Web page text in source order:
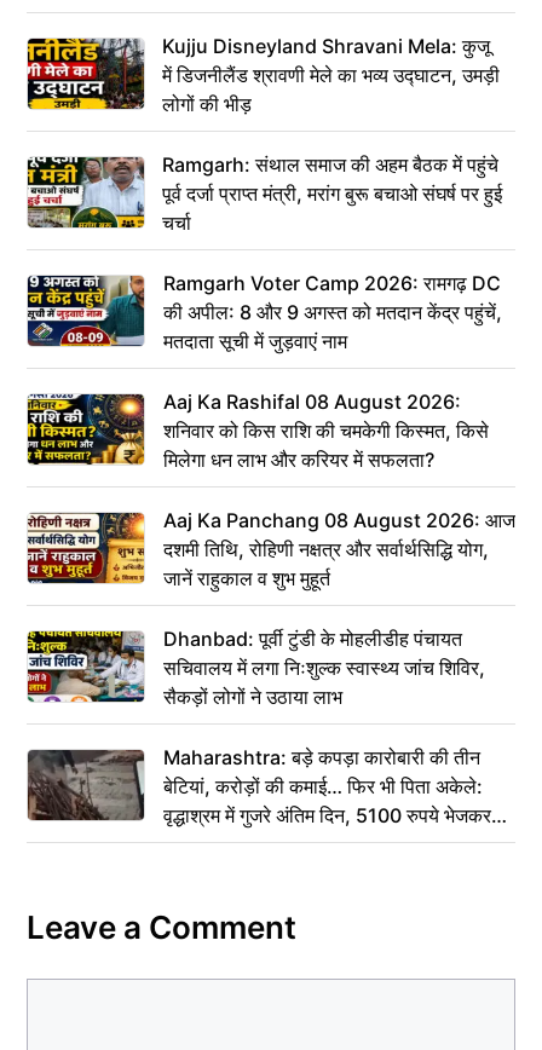
ठंडी!
Kujju Disneyland Shravani Mela: कुजू
में डिजनीलैंड श्रावणी मेले का भव्य उद्घाटन, उमड़ी
लोगों की भीड़
Ramgarh: संथाल समाज की अहम बैठक में पहुंचे
पूर्व दर्जा प्राप्त मंत्री, मरांग बुरू बचाओ संघर्ष पर हुई
चर्चा
Ramgarh Voter Camp 2026: रामगढ़ DC
की अपील: 8 और 9 अगस्त को मतदान केंद्र पहुंचें,
मतदाता सूची में जुड़वाएं नाम
Aaj Ka Rashifal 08 August 2026:
शनिवार को किस राशि की चमकेगी किस्मत, किसे
मिलेगा धन लाभ और करियर में सफलता?
Aaj Ka Panchang 08 August 2026: आज
दशमी तिथि, रोहिणी नक्षत्र और सर्वार्थसिद्धि योग,
जानें राहुकाल व शुभ मुहूर्त
Dhanbad: पूर्वी टुंडी के मोहलीडीह पंचायत
सचिवालय में लगा निःशुल्क स्वास्थ्य जांच शिविर,
सैकड़ों लोगों ने उठाया लाभ
Maharashtra: बड़े कपड़ा कारोबारी की तीन
बेटियां, करोड़ों की कमाई… फिर भी पिता अकेले:
वृद्धाश्रम में गुजरे अंतिम दिन, 5100 रुपये भेजकर
कहा– अंतिम संस्कार कर दीजिए हम नहीं आ पाएंगे
Leave a Comment